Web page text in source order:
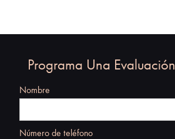
Programa Una Evaluación
Nombre
Número de teléfono